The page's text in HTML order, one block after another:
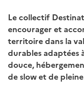
Le collectif
encourager et
territoire dans la
durables adaptées
douce,
de slow et de